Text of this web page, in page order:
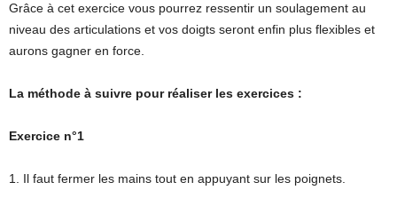
Grâce à cet exercice vous pourrez ressentir un soulagement au
niveau des articulations et vos doigts seront enfin plus flexibles et
aurons gagner en force.
La méthode à suivre pour réaliser les exercices :
Exercice n°1
1. Il faut fermer les mains tout en appuyant sur les poignets.